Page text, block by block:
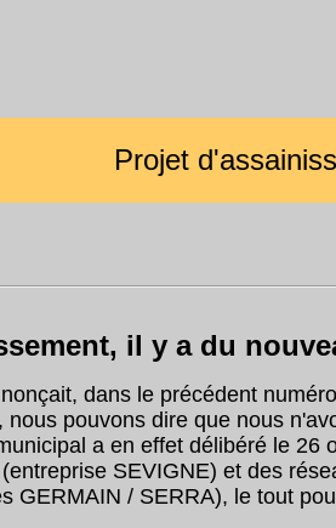
Projet
il y a du
dans le précédent
nous pouvons dire que nous
a en effet délibéré le 26
SEVIGNE) et des
GERMAIN / SERRA), le tout